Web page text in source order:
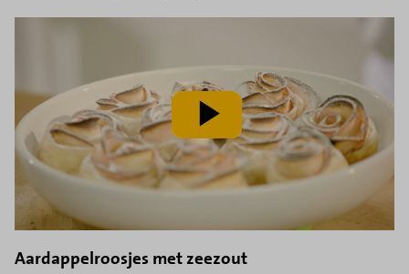
speel
video
af
Aardappelroosjes met zeezout